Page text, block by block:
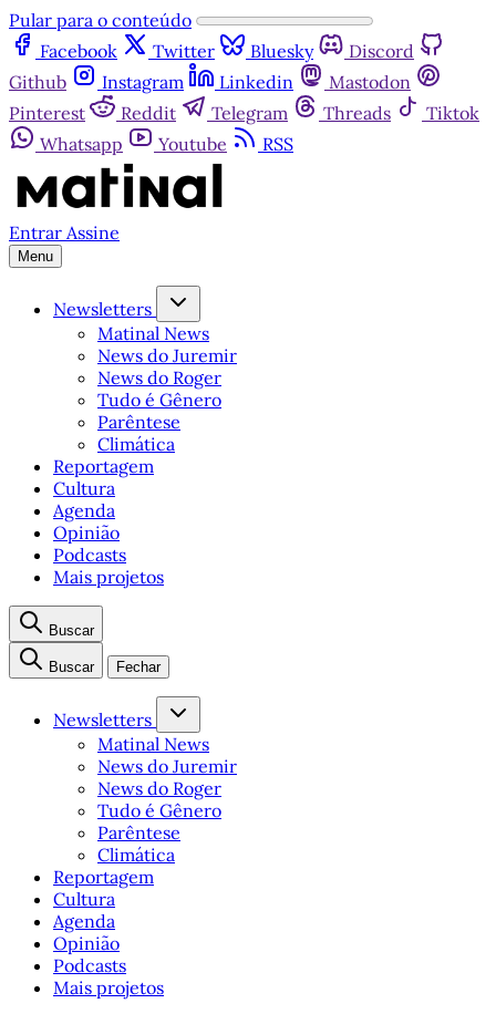
Pular para o conteúdo
Facebook
Twitter Bluesky
Discord
Github
Instagram Linkedin
Mastodon
Pinterest
Reddit Telegram Threads
Tiktok
Whatsapp
Youtube RSS
Entrar Assine
Menu
Newsletters
Matinal News
News do Juremir
News do Roger
Tudo é Gênero
Parêntese
Climática
Reportagem
Cultura
Agenda
Opinião
Podcasts
Mais projetos
Buscar
Buscar Fechar
Newsletters
Matinal News
News do Juremir
News do Roger
Tudo é Gênero
Parêntese
Climática
Reportagem
Cultura
Agenda
Opinião
Podcasts
Mais projetos